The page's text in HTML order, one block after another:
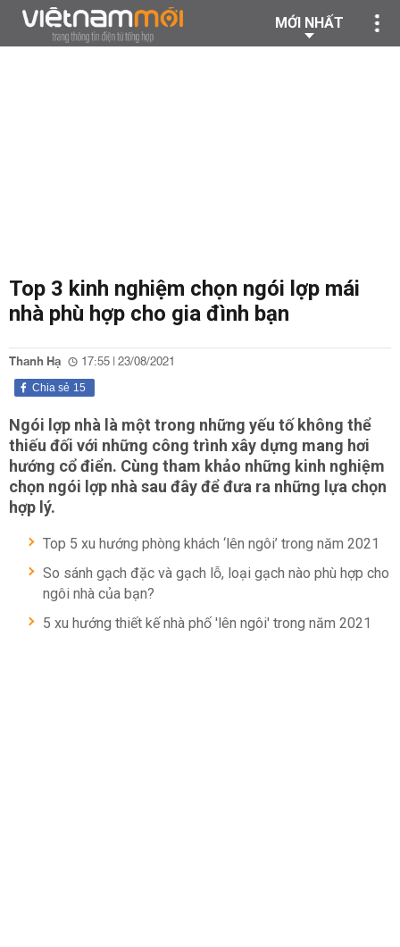
MỚI NHẤT
Top 3 kinh nghiệm chọn ngói lợp mái
nhà phù hợp cho gia đình bạn
Thanh Hạ 17:55 | 23/08/2021
15
Chia sẻ
Ngói lợp nhà là một trong những yếu tố không thể
thiếu đối với những công trình xây dựng mang hơi
hướng cổ điển. Cùng tham khảo những kinh nghiệm
chọn ngói lợp nhà sau đây để đưa ra những lựa chọn
hợp lý.
Top 5 xu hướng phòng khách ‘lên ngôi’ trong năm 2021
So sánh gạch đặc và gạch lỗ, loại gạch nào phù hợp cho
ngôi nhà của bạn?
5 xu hướng thiết kế nhà phố 'lên ngôi' trong năm 2021